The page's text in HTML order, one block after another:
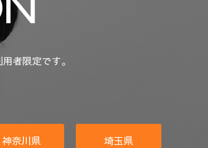
者限定です。
神奈川県 埼玉県